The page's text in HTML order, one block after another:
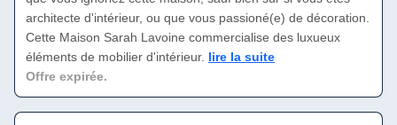
architecte d'intérieur, ou que vous passioné(e) de décoration.
Cette Maison Sarah Lavoine commercialise des luxueux
éléments de mobilier d'intérieur. lire la suite
Offre expirée.